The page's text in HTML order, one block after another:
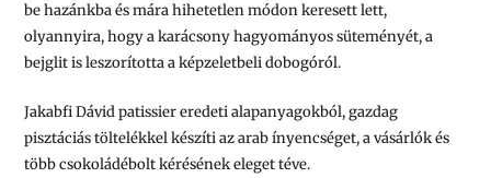
be hazánkba és mára hihetetlen módon keresett lett,
olyannyira, hogy a karácsony hagyományos süteményét, a
bejglit is leszorította a képzeletbeli dobogóról.
Jakabfi Dávid patissier eredeti alapanyagokból, gazdag
pisztáciás töltelékkel készíti az arab ínyencséget, a vásárlók és
több csokoládébolt kérésének eleget téve.